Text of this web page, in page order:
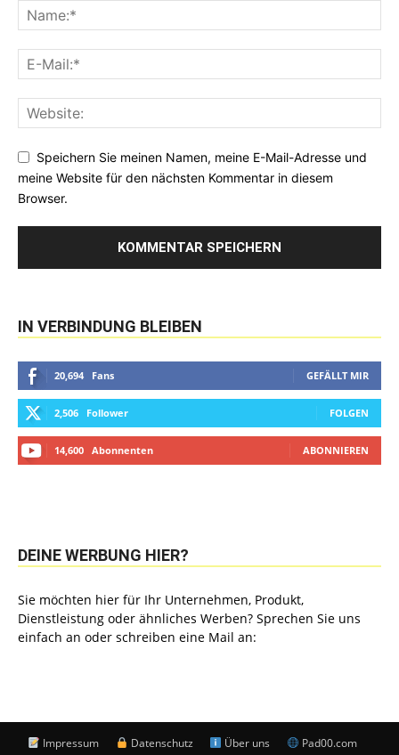
Speichern Sie meinen Namen, meine E-Mail-Adresse und
meine Website für den nächsten Kommentar in diesem
Browser.
IN VERBINDUNG BLEIBEN
20,694 Fans GEFÄLLT MIR
2,506 Follower FOLGEN
14,600 Abonnenten ABONNIEREN
DEINE WERBUNG HIER?
Sie möchten hier für Ihr Unternehmen, Produkt,
Dienstleistung oder ähnliches Werben? Sprechen Sie uns
einfach an oder schreiben eine Mail an:
Impressum Datenschutz Über uns
Pad00.com